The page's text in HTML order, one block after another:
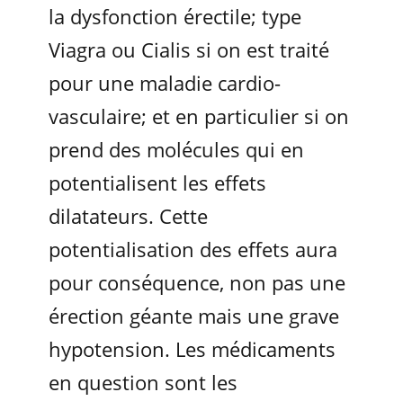
la dysfonction érectile; type
Viagra ou Cialis si on est traité
pour une maladie cardio-
vasculaire; et en particulier si on
prend des molécules qui en
potentialisent les effets
dilatateurs. Cette
potentialisation des effets aura
pour conséquence, non pas une
érection géante mais une grave
hypotension. Les médicaments
en question sont les